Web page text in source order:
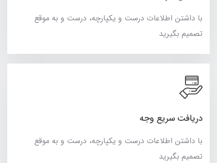
با داشتن اطلاعات درست و یکپارچه، درست و به موقع
تصمیم بگیرید
دریافت سریع وجه
با داشتن اطلاعات درست و یکپارچه، درست و به موقع
تصمیم بگیرید